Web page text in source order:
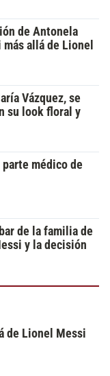
de Antonela
allá de Lionel
Vázquez, se
su look floral y
médico de
de la familia de
y la decisión
de Lionel Messi